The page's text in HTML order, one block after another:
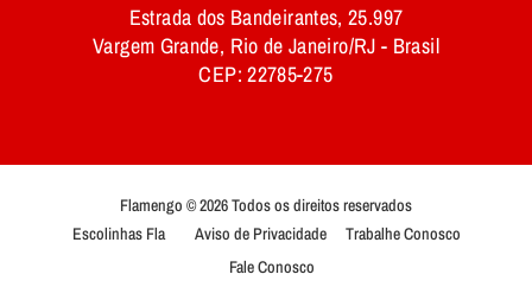
Estrada dos Bandeirantes, 25.997
Vargem Grande, Rio de Janeiro/RJ - Brasil
CEP: 22785-275
Flamengo © 2026 Todos os direitos reservados
Escolinhas Fla
Aviso de Privacidade
Trabalhe Conosco
Fale Conosco